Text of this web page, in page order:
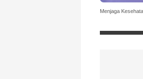
Menjaga